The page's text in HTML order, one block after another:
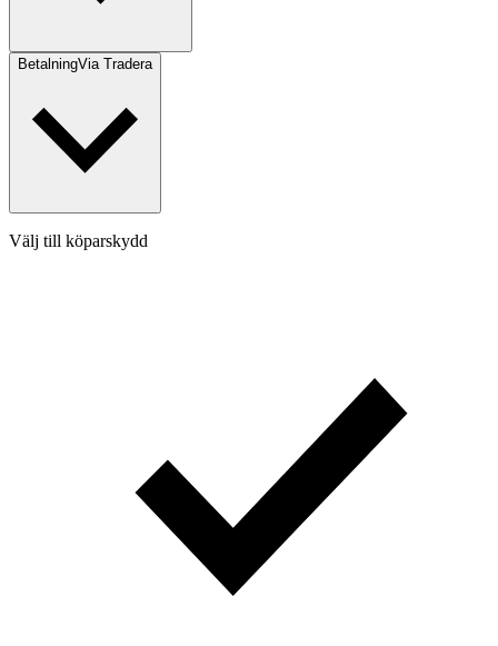
BetalningVia Tradera
Välj till köparskydd